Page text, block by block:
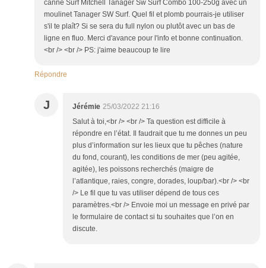
canne Surf Mitchell Tanager Sw Surf Combo 100-250g avec un
moulinet Tanager SW Surf. Quel fil et plomb pourrais-je utiliser
s'il te plaît? Si se sera du full nylon ou plutôt avec un bas de
ligne en fluo. Merci d'avance pour l'info et bonne continuation.
<br /> <br /> PS: j'aime beaucoup te lire
Répondre
J Jérémie 25/03/2022 21:16
Salut à toi,<br /> <br /> Ta question est difficile à
répondre en l’état. Il faudrait que tu me donnes un peu
plus d’information sur les lieux que tu pêches (nature
du fond, courant), les conditions de mer (peu agitée,
agitée), les poissons recherchés (maigre de
l’atlantique, raies, congre, dorades, loup/bar).<br /> <br
/> Le fil que tu vas utiliser dépend de tous ces
paramètres.<br /> Envoie moi un message en privé par
le formulaire de contact si tu souhaites que l’on en
discute.